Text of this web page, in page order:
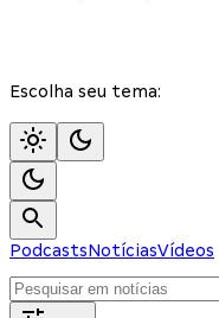
Escolha seu tema:
PodcastsNotíciasVídeos